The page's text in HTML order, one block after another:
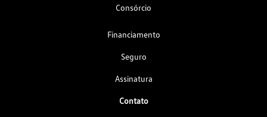
Consórcio
Financiamento
Seguro
Assinatura
Contato